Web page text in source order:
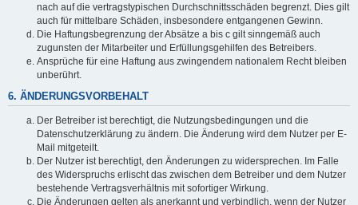
nach auf die vertragstypischen Durchschnittsschäden begrenzt. Dies gilt
auch für mittelbare Schäden, insbesondere entgangenen Gewinn.
Die Haftungsbegrenzung der Absätze a bis c gilt sinngemäß auch
zugunsten der Mitarbeiter und Erfüllungsgehilfen des Betreibers.
Ansprüche für eine Haftung aus zwingendem nationalem Recht bleiben
unberührt.
6. ÄNDERUNGSVORBEHALT
Der Betreiber ist berechtigt, die Nutzungsbedingungen und die
Datenschutzerklärung zu ändern. Die Änderung wird dem Nutzer per E-
Mail mitgeteilt.
Der Nutzer ist berechtigt, den Änderungen zu widersprechen. Im Falle
des Widerspruchs erlischt das zwischen dem Betreiber und dem Nutzer
bestehende Vertragsverhältnis mit sofortiger Wirkung.
Die Änderungen gelten als anerkannt und verbindlich, wenn der Nutzer